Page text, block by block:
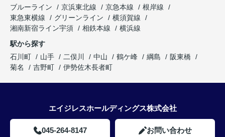
ブルーライン
京浜東北線 京急本線
根岸線
東急東横線
グリーンライン
横須賀線
湘南新宿ライン宇須
相鉄本線
横浜線
駅から探す
石川町
山手 二俣川 中山 鶴ケ峰 綱島
阪東橋
菊名
吉野町 伊勢佐木長者町
エイジレスホールディングス株式会社
045-264-8147 お問い合わせ